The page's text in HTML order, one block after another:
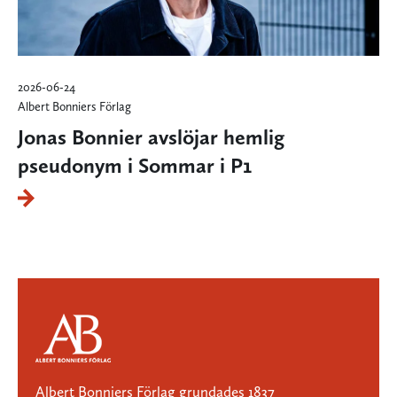
2026-06-24
Albert Bonniers Förlag
Jonas Bonnier avslöjar hemlig
pseudonym i Sommar i P1
Albert Bonniers Förlag grundades 1837